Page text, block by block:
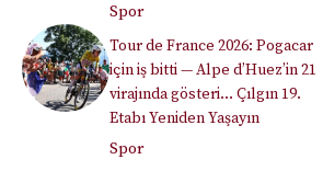
Spor
Tour de France 2026: Pogacar
için iş bitti — Alpe d’Huez’in 21
virajında gösteri… Çılgın 19.
Etabı Yeniden Yaşayın
Spor